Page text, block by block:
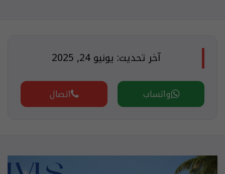
آخر تحديث: يونيو 24, 2025
واتساب اتصال